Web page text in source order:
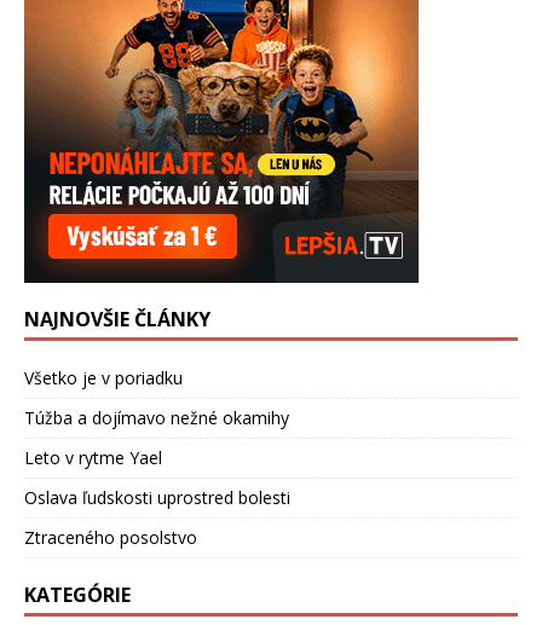
NAJNOVŠIE ČLÁNKY
Všetko je v poriadku
Túžba a dojímavo nežné okamihy
Leto v rytme Yael
Oslava ľudskosti uprostred bolesti
Ztraceného posolstvo
KATEGÓRIE